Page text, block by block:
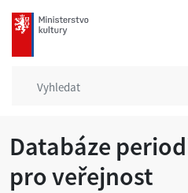
mkcr.cz
Databáze
pro veřejnost